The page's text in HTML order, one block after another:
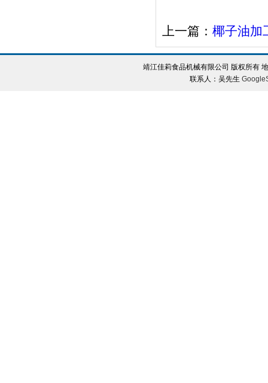
上一篇： 椰子油加
靖江佳莉食品机械有限公司 版权所有
联系人：吴先生